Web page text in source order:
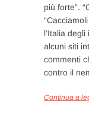
più forte”.
l’Italia
alcuni siti
commenti
contro il
Continua a